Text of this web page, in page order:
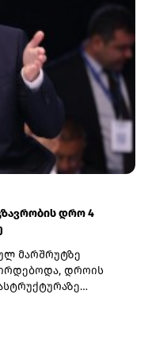
ამისთვის
ხოლო
ან
გაეცანით
დრო 4
მარშრუტზე
დროის